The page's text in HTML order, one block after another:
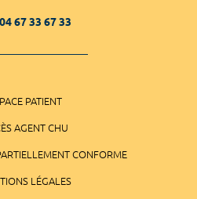
04 67 33 67 33
PATIENT
AGENT CHU
CONFORME
LÉGALES